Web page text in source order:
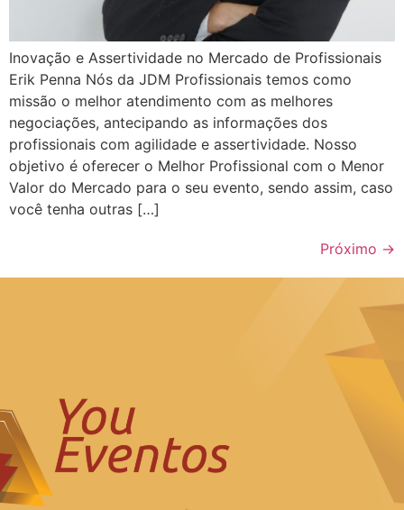
Inovação e Assertividade no Mercado de Profissionais
Erik Penna Nós da JDM Profissionais temos como
missão o melhor atendimento com as melhores
negociações, antecipando as informações dos
profissionais com agilidade e assertividade. Nosso
objetivo é oferecer o Melhor Profissional com o Menor
Valor do Mercado para o seu evento, sendo assim, caso
você tenha outras […]
Próximo →